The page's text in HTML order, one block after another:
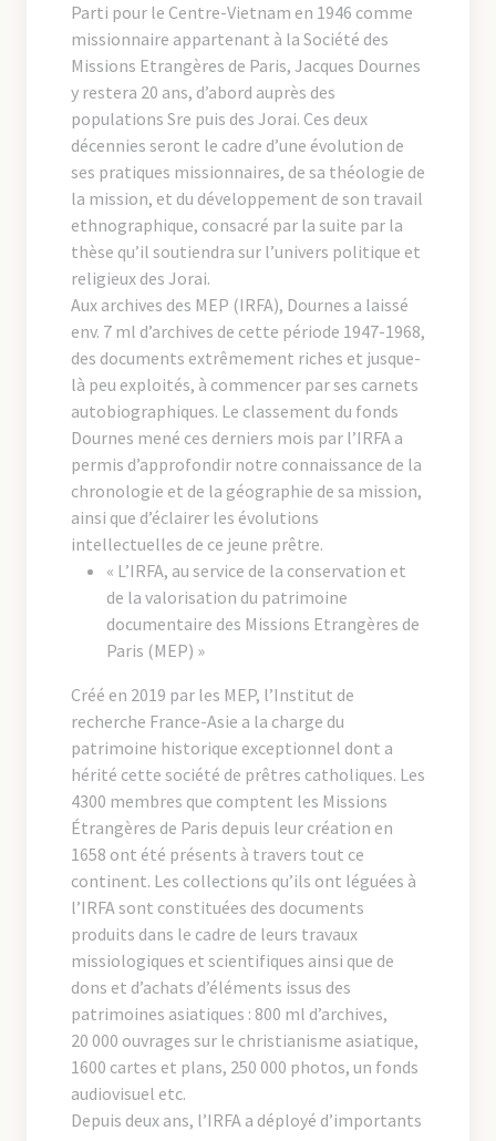
Parti pour le Centre-Vietnam en 1946 comme
missionnaire appartenant à la Société des
Missions Etrangères de Paris, Jacques Dournes
y restera 20 ans, d’abord auprès des
populations Sre puis des Jorai. Ces deux
décennies seront le cadre d’une évolution de
ses pratiques missionnaires, de sa théologie de
la mission, et du développement de son travail
ethnographique, consacré par la suite par la
thèse qu’il soutiendra sur l’univers politique et
religieux des Jorai.
Aux archives des MEP (IRFA), Dournes a laissé
env. 7 ml d’archives de cette période 1947-1968,
des documents extrêmement riches et jusque-
là peu exploités, à commencer par ses carnets
autobiographiques. Le classement du fonds
Dournes mené ces derniers mois par l’IRFA a
permis d’approfondir notre connaissance de la
chronologie et de la géographie de sa mission,
ainsi que d’éclairer les évolutions
intellectuelles de ce jeune prêtre.
« L’IRFA, au service de la conservation et
de la valorisation du patrimoine
documentaire des Missions Etrangères de
Paris (MEP) »
Créé en 2019 par les MEP, l’Institut de
recherche France-Asie a la charge du
patrimoine historique exceptionnel dont a
hérité cette société de prêtres catholiques. Les
4300 membres que comptent les Missions
Étrangères de Paris depuis leur création en
1658 ont été présents à travers tout ce
continent. Les collections qu’ils ont léguées à
l’IRFA sont constituées des documents
produits dans le cadre de leurs travaux
missiologiques et scientifiques ainsi que de
dons et d’achats d’éléments issus des
patrimoines asiatiques : 800 ml d’archives,
20 000 ouvrages sur le christianisme asiatique,
1600 cartes et plans, 250 000 photos, un fonds
audiovisuel etc.
Depuis deux ans, l’IRFA a déployé d’importants